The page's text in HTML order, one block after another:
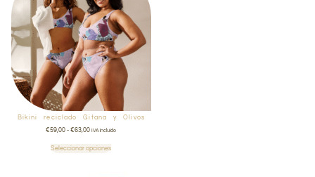
Bikini reciclado Gitana y Olivos
€59,00 - €63,00 IVA incluido
Seleccionar opciones